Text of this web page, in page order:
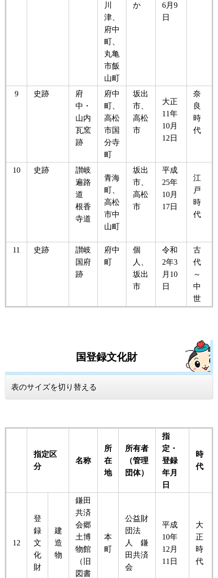
川
津、
府中
町、
丸亀
市飯
山町
か
6月9
日
9 史跡
府
中・
山内
瓦窯
跡
府中
町、
高松
市国
分寺
町
坂出
市、
高松
市
大正
11年
10月
12日
奈
良
時
代
10 史跡
讃岐
遍路
道
根香
寺道
青海
町、
高松
市中
山町
坂出
市、
高松
市
平成
25年
10月
17日
江
戸
時
代
11 史跡
讃岐
国府
跡
府中
町
個
人、
坂出
市
令和
2年3
月10
日
古
代
～
中
世
国登録文化財
表のサイズを切り替える
指定区
分
名称
所
在
地
所有者
（管理
団体）
指
定・
登録
年月
日
時
代
12
登
録
文
化
財
建
造
物
鎌田
共済
会郷
土博
物館
（旧
図書
本
町
公益財
団法
人 鎌
田共済
会
平成
10年
12月
11日
大
正
時
代